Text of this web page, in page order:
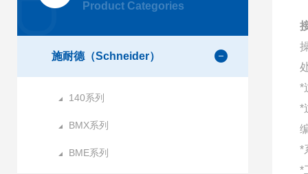
Product Categories
施耐德（Schneider）
140系列
BMX系列
BME系列
*
*
*
*